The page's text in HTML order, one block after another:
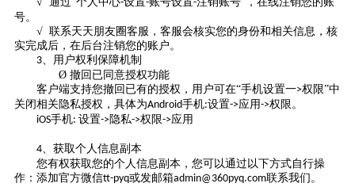
- - -
号。
√ 联系天天朋友圈客服，客服会核实您的身份和相关信息，核
实完成后，在后台注销您的账户。
3、用户权利保障机制
Ø 撤回已同意授权功能
客户端支持您撤回已有的授权，用户可在“手机设置一>权限”中
关闭相关隐私授权，具体为Android手机:设置->应用->权限。
iOS手机: 设置->隐私->权限->应用
4、获取个人信息副本
您有权获取您的个人信息副本，您可以通过以下方式自行操
作：添加官方微信tt-pyq或发邮箱admin@360pyq.com联系我们。